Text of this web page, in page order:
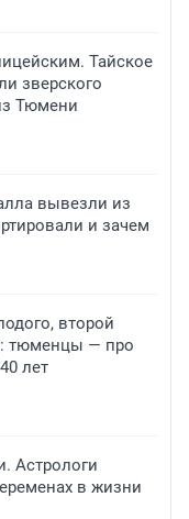
Тайское
зверского
Тюмени
вывезли из
и зачем
второй
тюменцы — про
лет
Астрологи
в жизни